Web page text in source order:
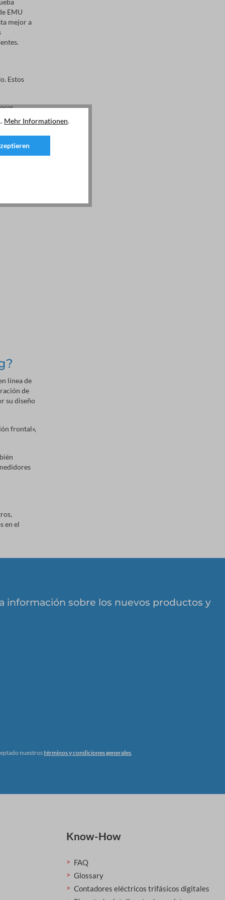
EMU
mejor a
Estos
directas
línea de
de
su diseño
frontal»,
en el
información sobre los nuevos productos y
nuestrostérminos y condiciones generales
Know-How
FAQ
Glossary
Contadores eléctricos trifásicos digitales
Mehr Informationen.